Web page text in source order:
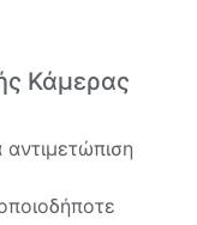
Κάμερας